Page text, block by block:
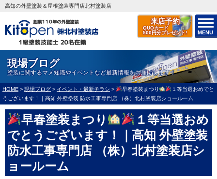
来店予約
QUOカード
500円分プレゼント!
MENU
高知の外壁塗装＆屋根塗装専門店北村塗装店
現場ブログ
塗装に関するマメ知識やイベントなど最新情報をお届けします！
HOME > 現場ブログ > イベント・最新チラシ > 早春塗装まつり
１等当選おめでと
うございます！｜高知 外壁塗装 防水工事専門店 （株）北村塗装店ショールーム
早春塗装まつり
１等当選おめ
でとうございます！｜高知 外壁塗装
防水工事専門店 （株）北村塗装店シ
ョールーム